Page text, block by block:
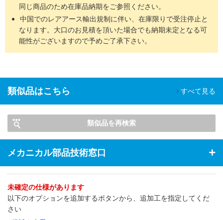
同じ商品のため在庫品納期をご参照ください。
中国でのレアアース輸出規制に伴い、在庫限りで受注停止と
なります。大口のお見積を頂いた場合でも納期未定となる可
能性がございますので予めご了承下さい。
類似品はこちら すべて見る
類似品を再検索
メカニカル部品技術窓口
未確定の仕様があります
以下のオプションを追加するボタンから、追加工を指定してくだ
さい